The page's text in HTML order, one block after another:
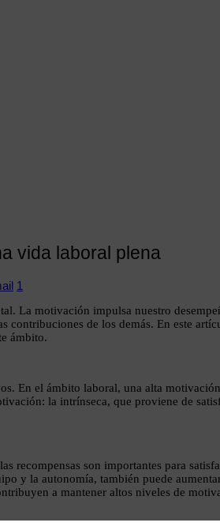
vida laboral plena
1
La motivación impulsa nuestro
de los demás. En este
ámbito.
En el ámbito laboral, una alta
la intrínseca, que proviene de
son importantes para
y la autonomía, también puede
a mantener altos niveles de